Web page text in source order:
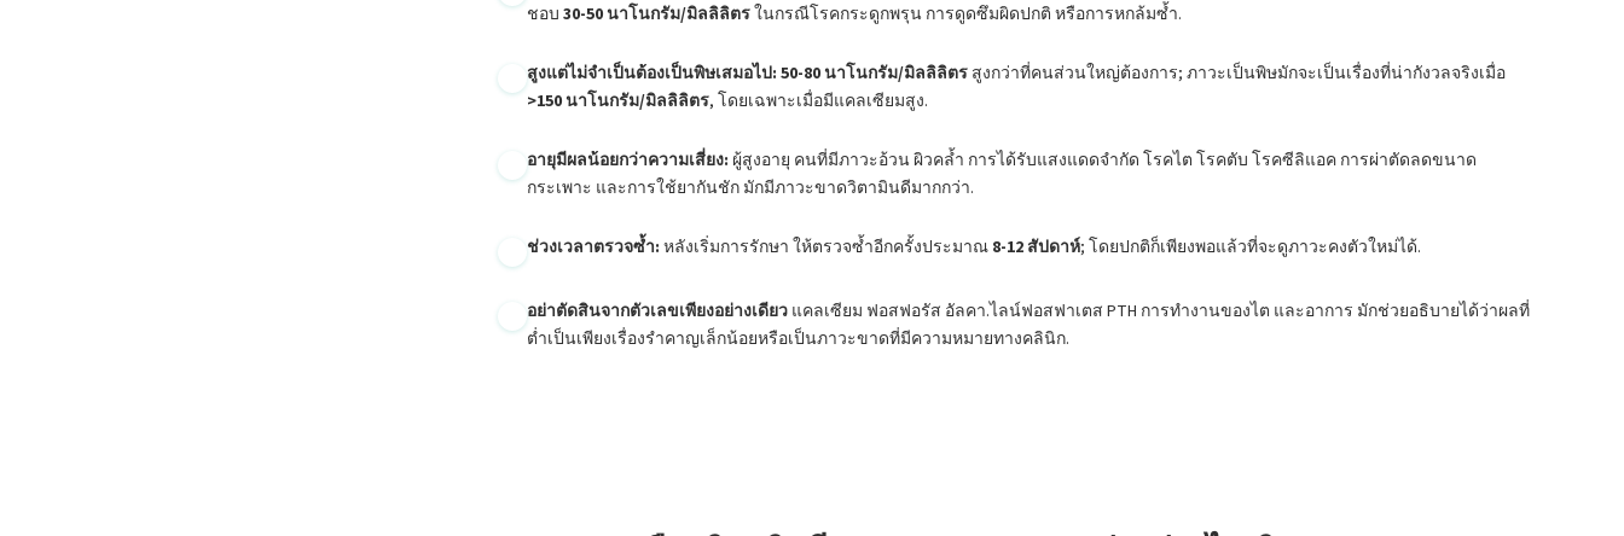
ชอบ 30-50 นาโนกรัม/มิลลิลิตรในกรณีโรคกระดูกพรุน การดูดซึมผิดปกติ หรือการหกล้มซ้ำ.
สูงแต่ไม่จำเป็นต้องเป็นพิษเสมอไป: 50-80 นาโนกรัม/มิลลิลิตร สูงกว่าที่คนส่วนใหญ่ต้องการ; ภาวะเป็นพิษมักจะเป็นเรื่องที่น่ากังวลจริงเมื่อ
>150 นาโนกรัม/มิลลิลิตร, โดยเฉพาะเมื่อมีแคลเซียมสูง.
อายุมีผลน้อยกว่าความเสี่ยง: ผู้สูงอายุ คนที่มีภาวะอ้วน ผิวคล้ำ การได้รับแสงแดดจำกัด โรคไต โรคตับ โรคซีลิแอค การผ่าตัดลดขนาด
กระเพาะ และการใช้ยากันชัก มักมีภาวะขาดวิตามินดีมากกว่า.
ช่วงเวลาตรวจซ้ำ: หลังเริ่มการรักษา ให้ตรวจซ้ำอีกครั้งประมาณ 8-12 สัปดาห์; โดยปกติก็เพียงพอแล้วที่จะดูภาวะคงตัวใหม่ได้.
อย่าตัดสินจากตัวเลขเพียงอย่างเดียว แคลเซียม ฟอสฟอรัส อัลคา.ไลน์ฟอสฟาเตส PTH การทำงานของไต และอาการ มักช่วยอธิบายได้ว่าผลที่
ต่ำเป็นเพียงเรื่องรำคาญเล็กน้อยหรือเป็นภาวะขาดที่มีความหมายทางคลินิก.